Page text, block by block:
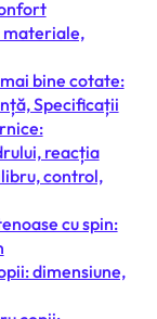
materiale,
bine cotate:
Specificații
reacția
control,
cu spin:
dimensiune,